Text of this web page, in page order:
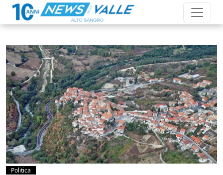
Politica